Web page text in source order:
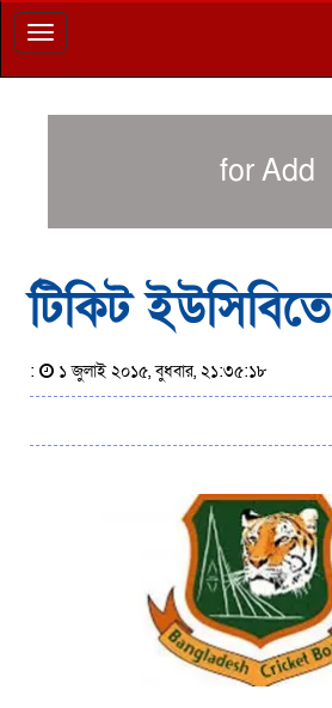
Toggle
navigation
for Add
টিকিট ইউসিবিতে
: ১ জুলাই ২০১৫, বুধবার, ২১:৩৫:১৮